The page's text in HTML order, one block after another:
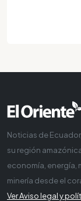
Noticias de
su región
economía, energía,
minería desde el
Ver Aviso legal y